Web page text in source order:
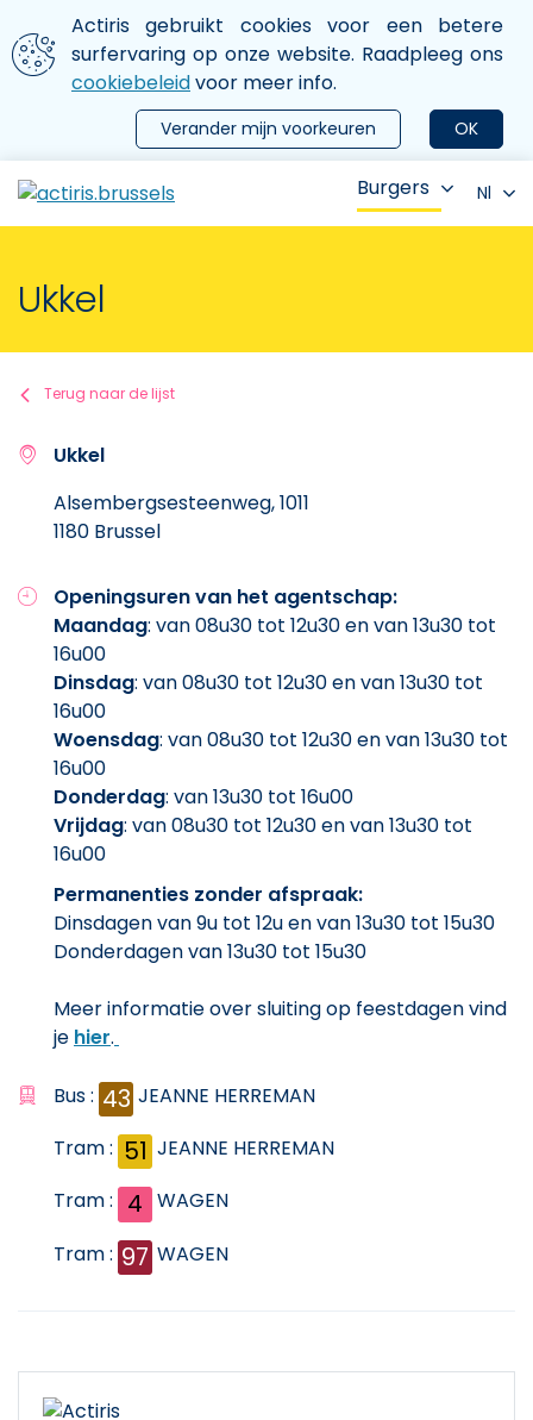
Aller au contenu principal
We gebruiken cookies
Actiris gebruikt cookies voor een betere
surfervaring op onze website. Raadpleeg ons
cookiebeleidvoor meer info.
OK
Verander mijn voorkeuren
le menu
Burgers Nl
Ukkel
Terug naar de lijst
Ukkel
Alsembergsesteenweg, 1011
1180 Brussel
Openingsuren van het agentschap:
Maandag: van 08u30 tot 12u30 en van 13u30 tot
16u00
Dinsdag: van 08u30 tot 12u30 en van 13u30 tot
16u00
Woensdag: van 08u30 tot 12u30 en van 13u30 tot
16u00
Donderdag: van 13u30 tot 16u00
Vrijdag: van 08u30 tot 12u30 en van 13u30 tot
16u00
Permanenties zonder afspraak:
Dinsdagen van 9u tot 12u en van 13u30 tot 15u30
Donderdagen van 13u30 tot 15u30
Meer informatie over sluiting op feestdagen vind
je hier.
Bus : 43 JEANNE HERREMAN
Tram : 51 JEANNE HERREMAN
Tram :
4 WAGEN
Tram : 97 WAGEN